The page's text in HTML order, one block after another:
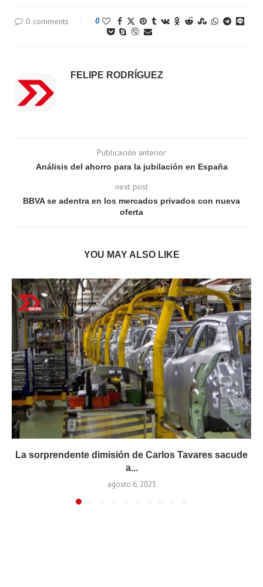
0 comments 0
FELIPE RODRÍGUEZ
Publicación anterior
Análisis del ahorro para la jubilación en España
next post
BBVA se adentra en los mercados privados con nueva
oferta
YOU MAY ALSO LIKE
La sorprendente dimisión de Carlos Tavares sacude
a...
agosto 6, 2025